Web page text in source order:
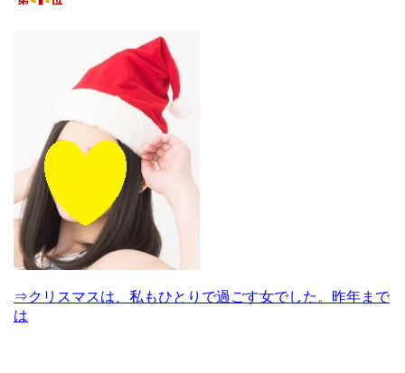
⇒クリスマスは、私もひとりで過ごす女でした。昨年まで
は